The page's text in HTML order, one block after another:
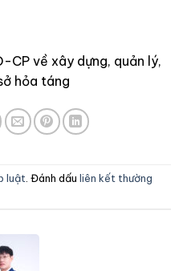
về xây dựng, quản lý,
hỏa táng
luật. Đánh dấu liên kết thường